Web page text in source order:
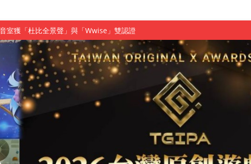
育人成效 AI智慧餐飲管家獲全國第二名
心室」 上官董事長與青年學子溫馨對談 傳遞品格與智慧力量
學程陪伴財金系學生蛻變成金融新星
大原民音樂成果展 燃爆傳統與現代
影》勇奪台灣原創遊戲大賞雙佳作
系榮獲天籟盃全國大專廣播詞競賽英文組佳作
密AI時代的金融轉型與數位正義
度AI英文自我介紹比賽」成績出爐